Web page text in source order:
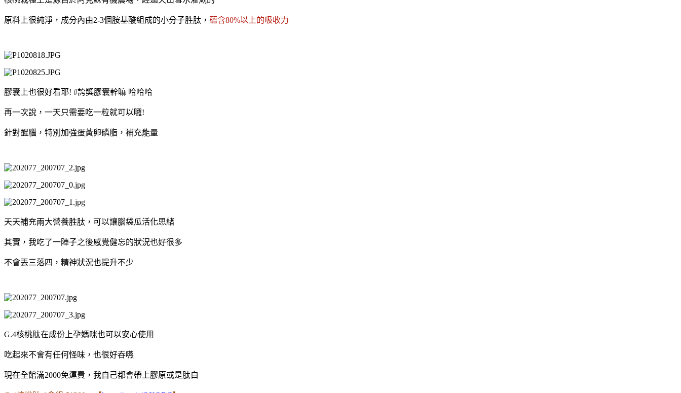
原料上很純淨，成分內由2-3個胺基酸組成的小分子胜肽， 蘊含80%以上的吸收力
膠囊上也很好看耶! #誇獎膠囊幹嘛 哈哈哈
再一次說，一天只需要吃一粒就可以囉!
針對醒腦，特別加強蛋黃卵磷脂，補充能量
天天補充兩大營養胜肽，可以讓腦袋瓜活化思緒
其實，我吃了一陣子之後感覺健忘的狀況也好很多
不會丟三落四，精神狀況也提升不少
G.4核桃肽在成份上孕媽咪也可以安心使用
吃起來不會有任何怪味，也很好吞嚥
現在全館滿2000免運費，我自己都會帶上膠原或是肽白